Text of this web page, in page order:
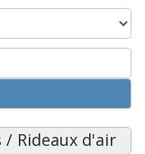
/ Rideaux d'air